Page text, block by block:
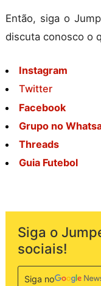
Então, siga o
discuta conosco o
Instagram
Twitter
Facebook
Grupo no
Threads
Guia Futebol
Siga o
sociais!
Siga no